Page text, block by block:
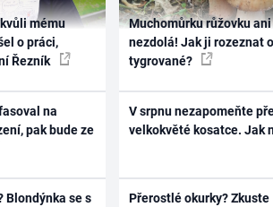
mému
o práci,
Řezník
na
pak bude ze
Blondýnka se s
Muchomůrku růžovku
nezdolá! Jak ji rozeznat
tygrované?
V srpnu nezapomeňte
velkokvěté kosatce. Jak
Přerostlé okurky? Zkuste